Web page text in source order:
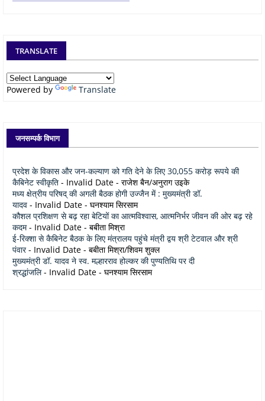
TRANSLATE
Powered by Translate
जनसम्पर्क विभाग
प्रदेश के विकास और जन-कल्याण को गति देने के लिए 30,055 करोड़ रूपये की
कैबिनेट स्वीकृति - Invalid Date - राजेश बैन/अनुराग उइके
मध्य क्षेत्रीय परिषद् की अगली बैठक होगी उज्जैन में : मुख्यमंत्री डॉ.
यादव - Invalid Date - घनश्याम सिरसाम
कौशल प्रशिक्षण से बढ़ रहा बेटियों का आत्मविश्वास, आत्मनिर्भर जीवन की ओर बढ़ रहे
कदम- Invalid Date - बबीता मिश्रा
ई-रिक्शा से कैबिनेट बैठक के लिए मंत्रालय पहुंचे मंत्री द्वय श्री टेटवाल और श्री
पंवार- Invalid Date - बबीता मिश्रा/शिवम शुक्ल
मुख्यमंत्री डॉ. यादव ने स्व. मल्हारराव होल्कर की पुण्यतिथि पर दी
श्रद्धांजलि- Invalid Date - घनश्याम सिरसाम